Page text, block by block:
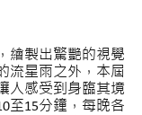
繪製出驚艷的視覺
流星雨之外，本屆
人感受到身臨其境
至15分鐘，每晚各